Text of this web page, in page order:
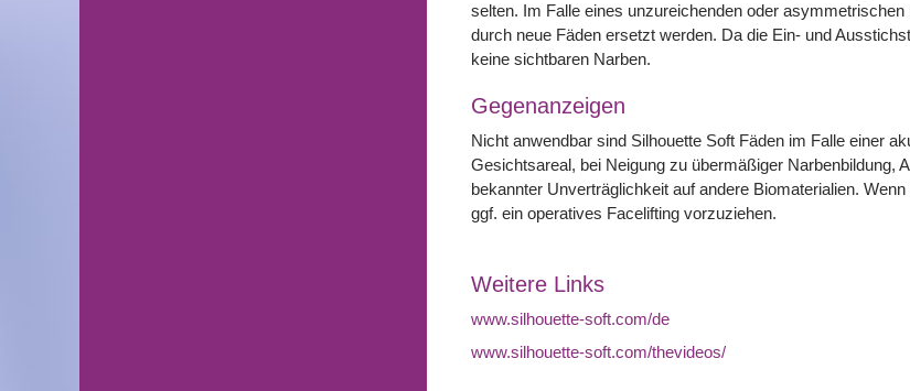
selten. Im Falle eines unzureichenden oder
durch neue Fäden ersetzt werden. Da die Ein- und
keine sichtbaren Narben.
Gegenanzeigen
Nicht anwendbar sind Silhouette Soft Fäden im Falle einer
Gesichtsareal, bei Neigung zu übermäßiger Narbenbildung,
bekannter Unverträglichkeit auf andere Biomaterialien.
ggf. ein operatives Facelifting vorzuziehen.
Weitere Links
www.silhouette-soft.com/de
www.silhouette-soft.com/thevideos/